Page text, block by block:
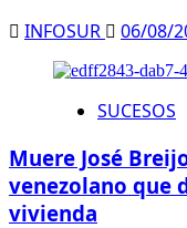
INFOSUR 06/08/
SUCESOS
Muere José
venezolano que
vivienda